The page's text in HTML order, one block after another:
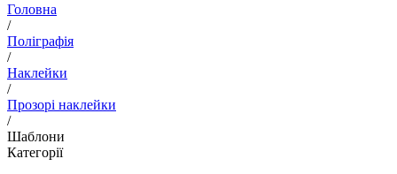
Головна
/
Поліграфія
/
Наклейки
/
Прозорі наклейки
/
Шаблони
Категорії